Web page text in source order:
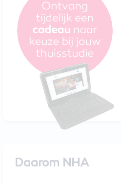
Daarom NHA